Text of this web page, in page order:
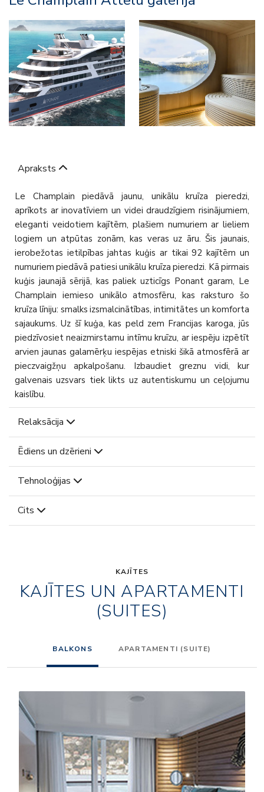
Apraksts
Le Champlain piedāvā jaunu, unikālu kruīza pieredzi,
aprīkots ar inovatīviem un videi draudzīgiem risinājumiem,
eleganti veidotiem kajītēm, plašiem numuriem ar lieliem
logiem un atpūtas zonām, kas veras uz āru. Šis jaunais,
ierobežotas ietilpības jahtas kuģis ar tikai 92 kajītēm un
numuriem piedāvā patiesi unikālu kruīza pieredzi. Kā pirmais
kuģis jaunajā sērijā, kas paliek uzticīgs Ponant garam, Le
Champlain iemieso unikālo atmosfēru, kas raksturo šo
kruīza līniju: smalks izsmalcinātības, intimitātes un komforta
sajaukums. Uz šī kuģa, kas peld zem Francijas karoga, jūs
piedzīvosiet neaizmirstamu intīmu kruīzu, ar iespēju izpētīt
arvien jaunas galamērķu iespējas etniski šikā atmosfērā ar
pieczvaigžņu apkalpošanu. Izbaudiet greznu vidi, kur
galvenais uzsvars tiek likts uz autentiskumu un ceļojumu
kaislību.
Relaksācija
Ēdiens un dzērieni
Tehnoloģijas
Cits
KAJĪTES
KAJĪTES UN APARTAMENTI
(SUITES)
BALKONS APARTAMENTI (SUITE)